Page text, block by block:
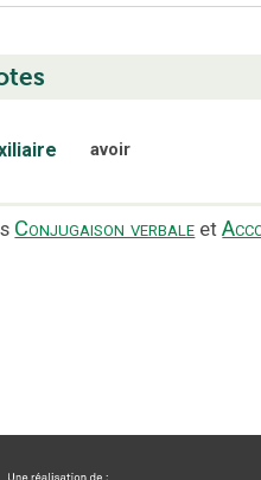
avoir
Conjugaison verbale et